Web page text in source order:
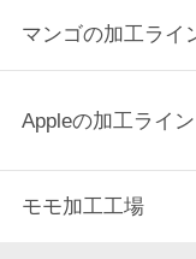
な
さ
い
マンゴの加工ライ
Appleの加工ライン
モモ加工工場